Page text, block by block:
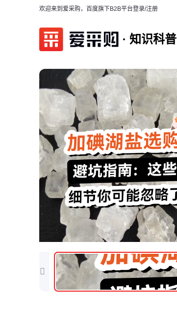
欢迎来到爱采购，百度旗下B2B平台登录/注册
知识科普